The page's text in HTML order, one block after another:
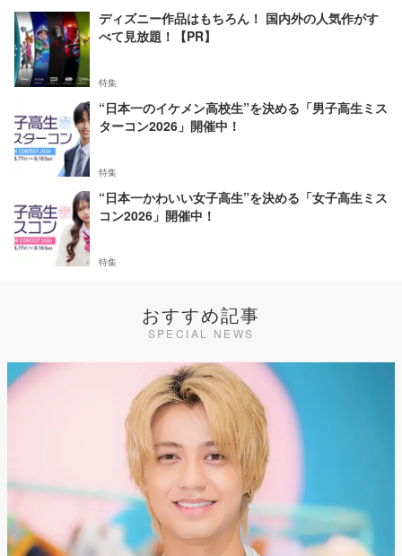
ディズニー作品はもちろん！ 国内外の人気作がす
べて見放題！【PR】
特集
“日本一のイケメン高校生”を決める「男子高生ミス
ターコン2026」開催中！
特集
“日本一かわいい女子高生”を決める「女子高生ミス
コン2026」開催中！
特集
おすすめ記事
SPECIAL NEWS